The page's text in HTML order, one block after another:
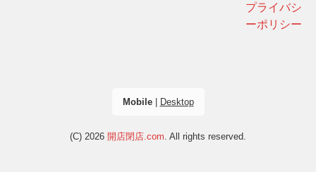
プライバシ
ーポリシー
Mobile| Desktop
(C) 2026 開店閉店.com. All rights reserved.